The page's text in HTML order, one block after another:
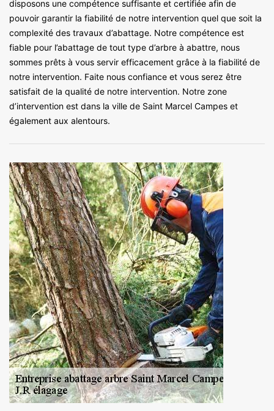
disposons une compétence suffisante et certifiée afin de
pouvoir garantir la fiabilité de notre intervention quel que soit la
complexité des travaux d’abattage. Notre compétence est
fiable pour l’abattage de tout type d’arbre à abattre, nous
sommes prêts à vous servir efficacement grâce à la fiabilité de
notre intervention. Faite nous confiance et vous serez être
satisfait de la qualité de notre intervention. Notre zone
d’intervention est dans la ville de Saint Marcel Campes et
également aux alentours.